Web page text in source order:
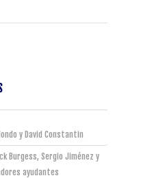
y David Constantin
Burgess, Sergio Jiménez y
ayudantes